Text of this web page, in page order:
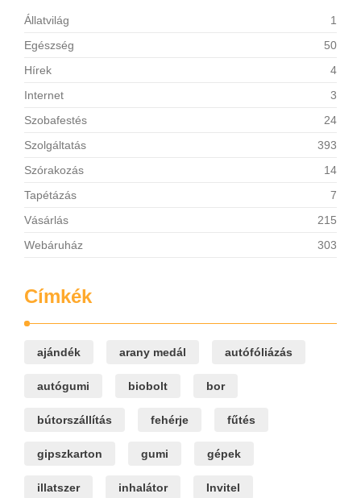
Állatvilág
1
Egészség
50
Hírek
4
Internet
3
Szobafestés
24
Szolgáltatás
393
Szórakozás
14
Tapétázás
7
Vásárlás
215
Webáruház
303
Címkék
ajándék arany medál autófóliázás
autógumi biobolt bor
bútorszállítás fehérje fűtés
gipszkarton gumi gépek
illatszer inhalátor Invitel